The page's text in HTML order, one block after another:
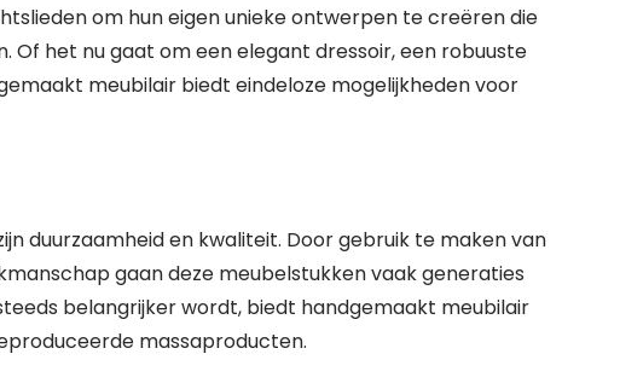
om hun eigen unieke ontwerpen te creëren die
Of het nu gaat om een elegant dressoir, een robuuste
meubilair biedt eindeloze mogelijkheden voor
duurzaamheid en kwaliteit. Door gebruik te maken van
gaan deze meubelstukken vaak generaties
belangrijker wordt, biedt handgemaakt meubilair
massaproducten.